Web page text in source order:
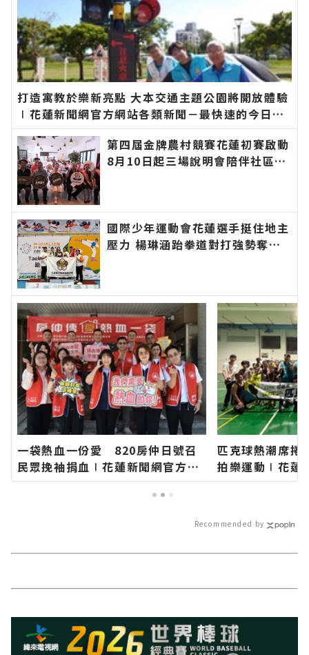
打造寓教於樂新亮點 大本交通主題公園將開放體驗
∣花蓮新聞網官方網站各類新聞－最快速的今日新
聞報導 最新的在地資訊！
第四屆金牌農村競賽花蓮初賽啟動
8月10日起三場說明會陪伴社區展
最新的在地資訊！
國際少年運動會花蓮選手挺住地主
壓力 楊琳涵跆拳道對打強勢奪金
地資訊！
一袋熱血一份愛 820房仲日號召
民眾挽袖捐血∣花蓮新聞網官方網
站各類新聞－最快速的今日新聞報
匹克球熱潮席捲
拍樂運動∣花蓮
類新聞－最快速
Recommended by